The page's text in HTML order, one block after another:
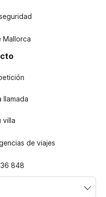
Mallorca
llamada
villa
de viajes
848